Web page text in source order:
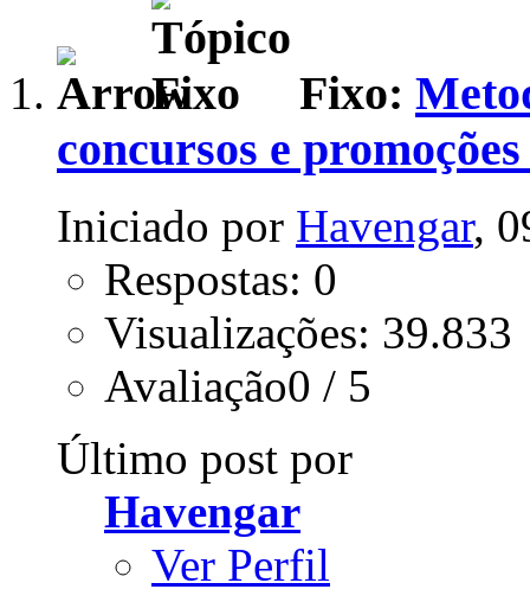
Fixo:
concursos e
Iniciado por Havengar,
Respostas: 0
Visualizações: 39.833
Avaliação0 / 5
Último post por
Havengar
Ver Perfil